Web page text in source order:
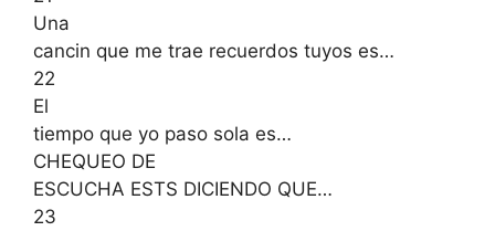
Una
cancin que me trae recuerdos tuyos es…
22
El
tiempo que yo paso sola es…
CHEQUEO DE
ESCUCHA ESTS DICIENDO QUE…
23